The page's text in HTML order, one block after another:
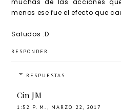
muchas de las acciones
menos ese fue el efecto que
Saludos :D
RESPONDER
RESPUESTAS
Cin JM
1:52 P. M., MARZO 22, 2017